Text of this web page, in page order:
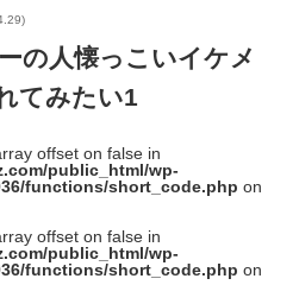
の人懐っこいイケメ
てみたい1
offset on false in
public_html/wp-
functions/short_code.php on
offset on false in
public_html/wp-
functions/short_code.php on